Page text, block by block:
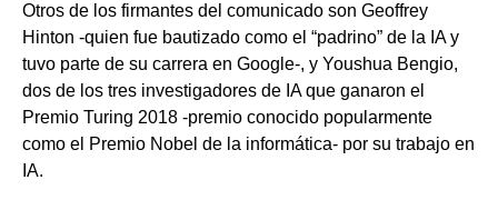
Otros de los firmantes del comunicado son Geoffrey
Hinton -quien fue bautizado como el “padrino” de la IA y
tuvo parte de su carrera en Google-, y Youshua Bengio,
dos de los tres investigadores de IA que ganaron el
Premio Turing 2018 -premio conocido popularmente
como el Premio Nobel de la informática- por su trabajo en
IA.